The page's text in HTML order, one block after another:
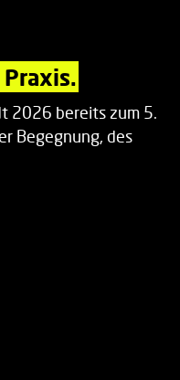
2026 bereits zum 5.
Begegnung, des